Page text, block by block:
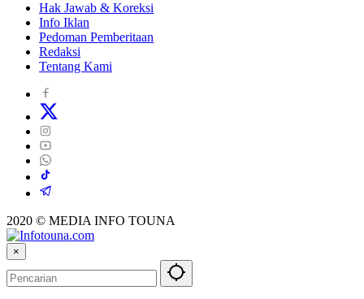
Hak Jawab & Koreksi
Info Iklan
Pedoman Pemberitaan
Redaksi
Tentang Kami
2020 © MEDIA INFO TOUNA
×